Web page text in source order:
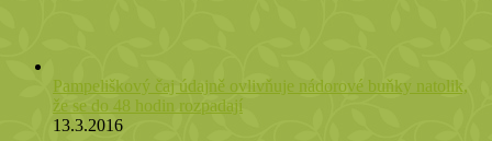
Pampeliškový čaj údajně ovlivňuje nádorové buňky natolik,
že se do 48 hodin rozpadají
13.3.2016